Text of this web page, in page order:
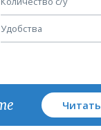
Удобства
План кровли
Читать